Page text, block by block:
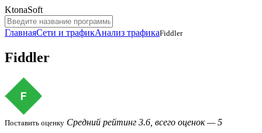
KtonaSoft
ГлавнаяСети и трафикАнализ трафикаFiddler
Fiddler
Поставить оценку Средний рейтинг 3.6, всего оценок — 5